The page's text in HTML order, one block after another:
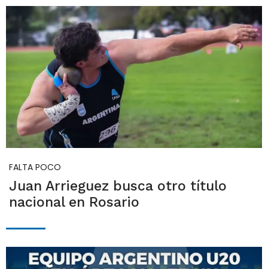
FALTA POCO
Juan Arrieguez busca otro título
nacional en Rosario